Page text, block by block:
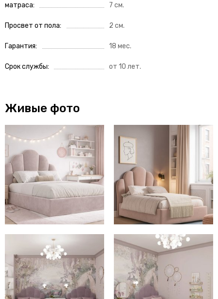
матраса
7 см.
Просвет от пола 2 см.
Гарантия 18 мес.
Срок службы от 10 лет.
Живые фото